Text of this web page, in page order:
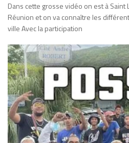
Dans cette grosse vidéo on est à Saint
Réunion et on va connaître les
ville Avec la participation